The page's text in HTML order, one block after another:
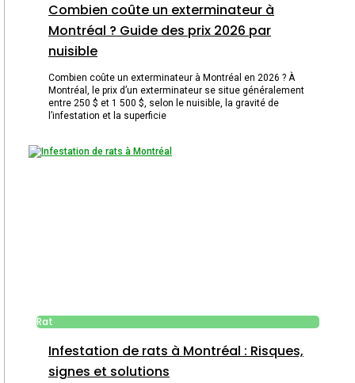
Combien coûte un exterminateur à
Montréal ? Guide des prix 2026 par
nuisible
Combien coûte un exterminateur à Montréal en 2026 ? À
Montréal, le prix d’un exterminateur se situe généralement
entre 250 $ et 1 500 $, selon le nuisible, la gravité de
l’infestation et la superficie
Rat
Infestation de rats à Montréal : Risques,
signes et solutions